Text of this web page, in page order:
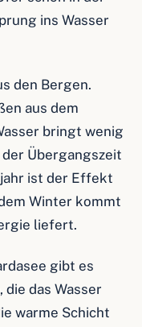
ins Wasser
den Bergen.
aus dem
bringt wenig
Übergangszeit
ist der Effekt
Winter kommt
liefert.
gibt es
das Wasser
warme Schicht